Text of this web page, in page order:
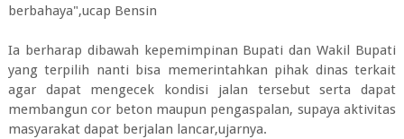
berbahaya",ucap Bensin
Ia berharap dibawah kepemimpinan Bupati dan Wakil Bupati
yang terpilih nanti bisa memerintahkan pihak dinas terkait
agar dapat mengecek kondisi jalan tersebut serta dapat
membangun cor beton maupun pengaspalan, supaya aktivitas
masyarakat dapat berjalan lancar,ujarnya.